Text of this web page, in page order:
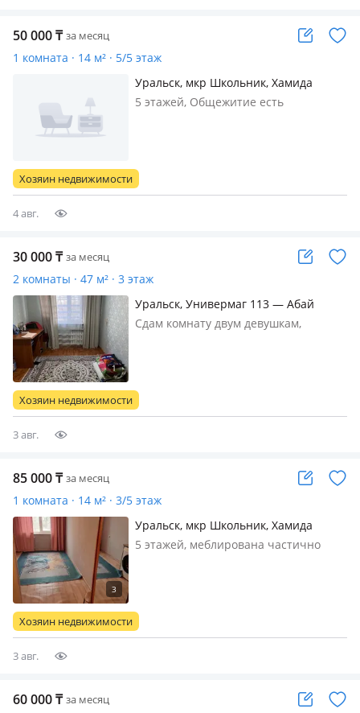
50 000₸ за месяц
1 комната · 14 м² · 5/5 этаж
Уральск, мкр Школьник, Хамида
Чурина 119
5 этажей, Общежитие есть
Хозяин недвижимости
4 авг.
30 000₸ за месяц
2 комнаты · 47 м² · 3 этаж
Уральск, Универмаг 113 — Абай
Сдам комнату двум девушкам,
доме все есть цент район универмаг
Хозяин недвижимости
3 авг.
85 000₸ за месяц
1 комната · 14 м² · 3/5 этаж
Уральск, мкр Школьник, Хамида
чурина 119
5 этажей, меблирована частично
Хозяин недвижимости
3 авг.
60 000₸ за месяц